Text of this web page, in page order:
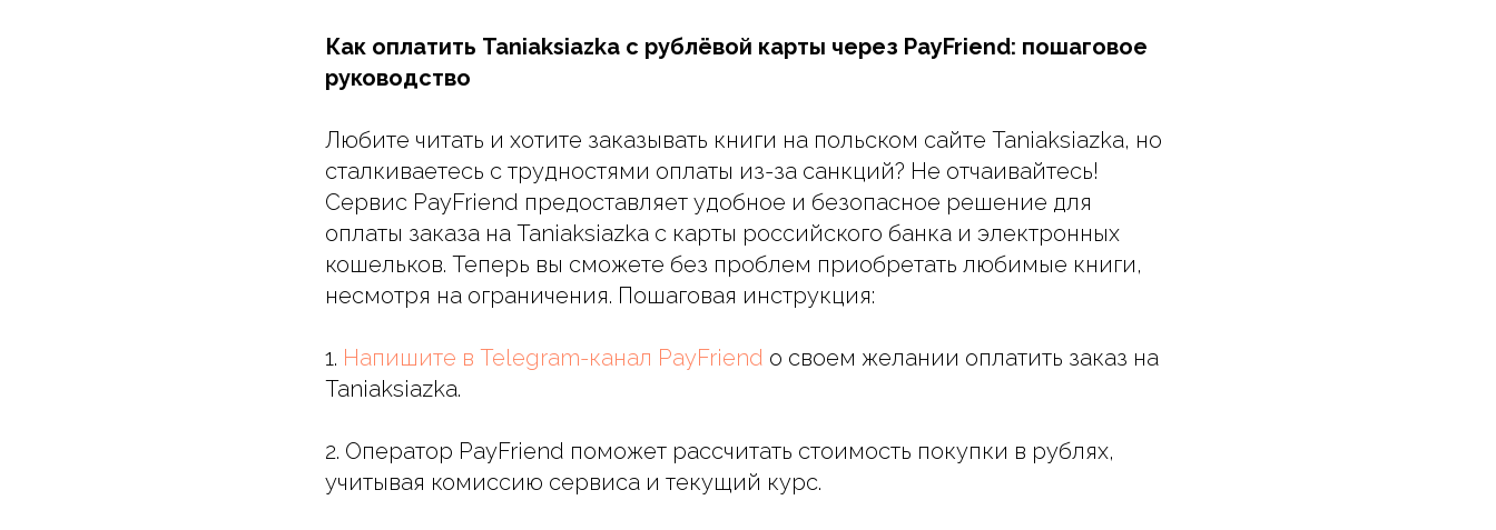
Как оплатить Taniaksiazka с рублёвой карты через PayFriend: пошаговое
руководство
Любите читать и хотите заказывать книги на польском сайте Taniaksiazka, но
сталкиваетесь с трудностями оплаты из-за санкций? Не отчаивайтесь!
Сервис PayFriend предоставляет удобное и безопасное решение для
оплаты заказа на Taniaksiazka с карты российского банка и электронных
кошельков. Теперь вы сможете без проблем приобретать любимые книги,
несмотря на ограничения. Пошаговая инструкция:
1. Напишите в Telegram-канал PayFriend о своем желании оплатить заказ на
Taniaksiazka.
2. Оператор PayFriend поможет рассчитать стоимость покупки в рублях,
учитывая комиссию сервиса и текущий курс.